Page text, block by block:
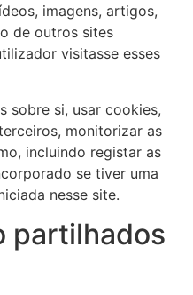
imagens, artigos,
de outros sites
visitasse esses
sobre si, usar cookies,
monitorizar as
incluindo registar as
se tiver uma
nesse site.
partilhados